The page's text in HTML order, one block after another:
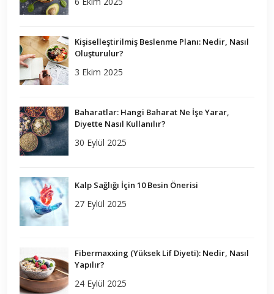
Kişiselleştirilmiş Beslenme Planı: Nedir, Nasıl
Oluşturulur?
3 Ekim 2025
Baharatlar: Hangi Baharat Ne İşe Yarar,
Diyette Nasıl Kullanılır?
30 Eylül 2025
Kalp Sağlığı İçin 10 Besin Önerisi
27 Eylül 2025
Fibermaxxing (Yüksek Lif Diyeti): Nedir, Nasıl
Yapılır?
24 Eylül 2025